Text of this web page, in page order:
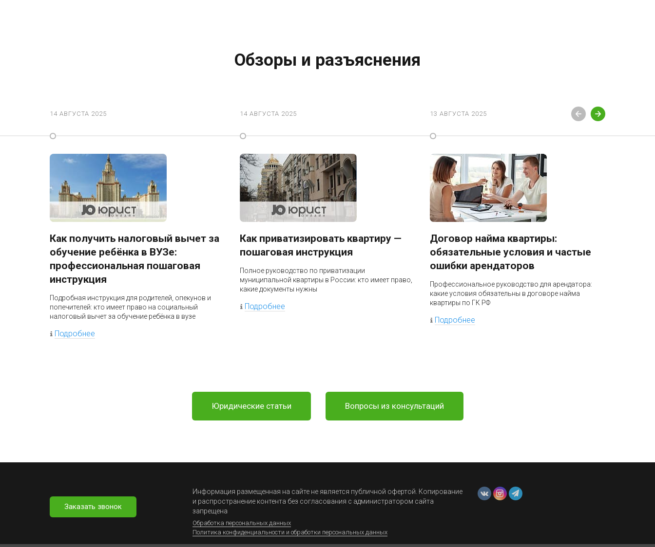
Обзоры и разъяснения
14 АВГУСТА 2025
Как получить налоговый вычет за
обучение ребёнка в ВУЗе:
профессиональная пошаговая
инструкция
Подробная инструкция для родителей, опекунов и
попечителей: кто имеет право на социальный
налоговый вычет за обучение ребёнка в вузе
Подробнее
14 АВГУСТА 2025
Как приватизировать квартиру —
пошаговая инструкция
Полное руководство по приватизации
муниципальной квартиры в России: кто имеет право,
какие документы нужны
Подробнее
13 АВГУСТА 2025
Договор найма квартиры:
обязательные условия и частые
ошибки арендаторов
Профессиональное руководство для арендатора:
какие условия обязательны в договоре найма
квартиры по ГК РФ
Подробнее
Юридические статьи Вопросы из консультаций
Заказать звонок
Информация размещенная на сайте не является публичной офертой. Копирование
и распространение контента без согласования с администратором сайта
запрещена
Обработка персональных данных
Политика конфиденциальности и обработки персональных данных